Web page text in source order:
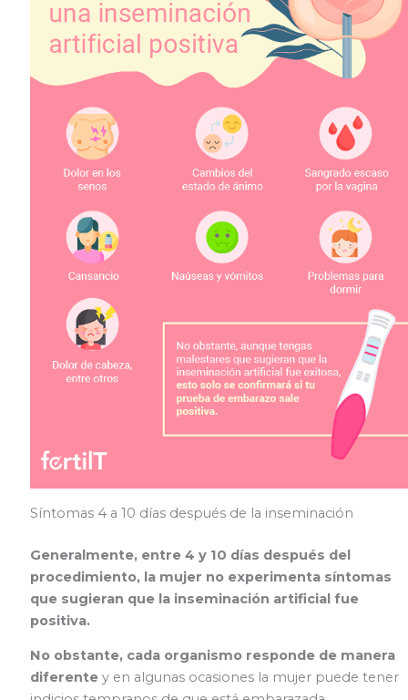
Síntomas 4 a 10 días después de la inseminación
Generalmente, entre 4 y 10 días después del
procedimiento, la mujer no experimenta síntomas
que sugieran que la inseminación artificial fue
positiva.
No obstante, cada organismo responde de manera
diferentey en algunas ocasiones la mujer puede tener